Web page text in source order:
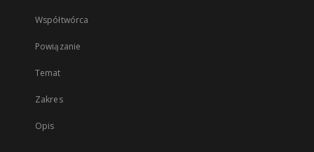
Współtwórca
Powiązanie
Temat
Zakres
Opis